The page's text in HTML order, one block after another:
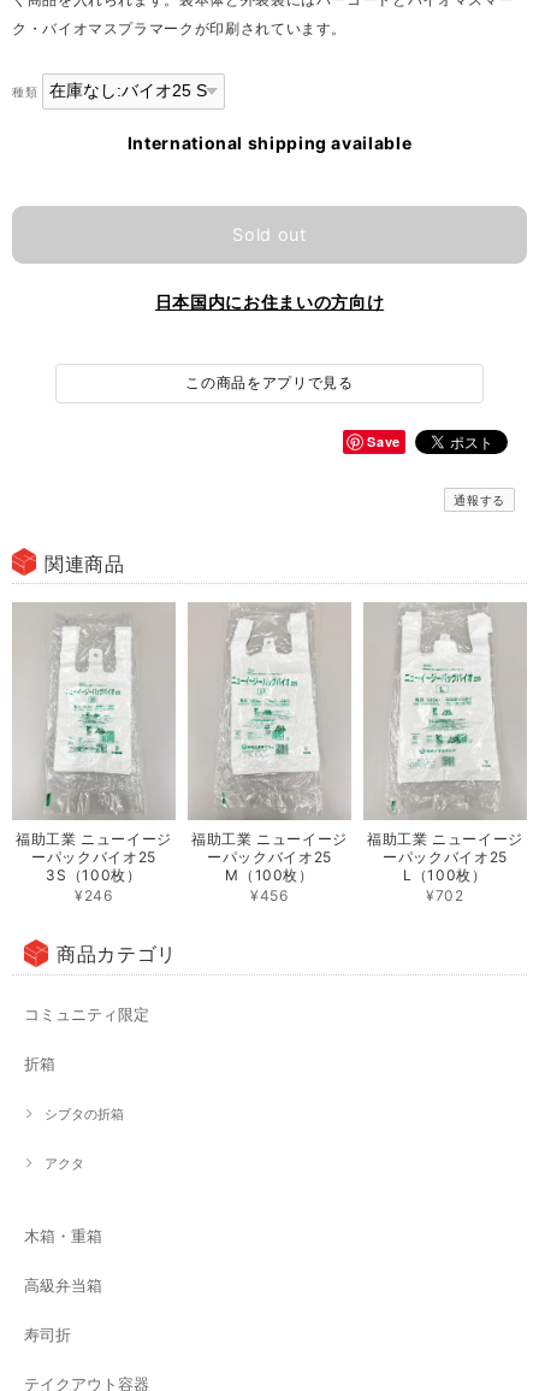
ク・バイオマスプラマークが印刷されています。
種類
International shipping available
Sold out
日本国内にお住まいの方向け
この商品をアプリで見る
Save
通報する
関連商品
福助工業 ニューイージ
ーパックバイオ25
3S（100枚）
¥246
福助工業 ニューイージ
ーパックバイオ25
M（100枚）
¥456
福助工業 ニューイージ
ーパックバイオ25
L（100枚）
¥702
商品カテゴリ
コミュニティ限定
折箱
シブタの折箱
アクタ
木箱・重箱
高級弁当箱
寿司折
テイクアウト容器